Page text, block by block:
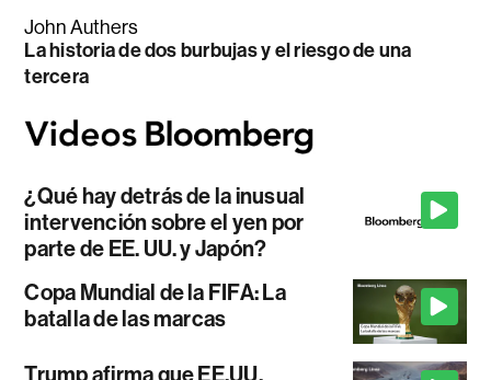
John Authers
La historia de dos burbujas y el riesgo de una
tercera
¿Qué hay detrás de la inusual
intervención sobre el yen por
parte de EE. UU. y Japón?
Copa Mundial de la FIFA: La
batalla de las marcas
Trump afirma que EE.UU.